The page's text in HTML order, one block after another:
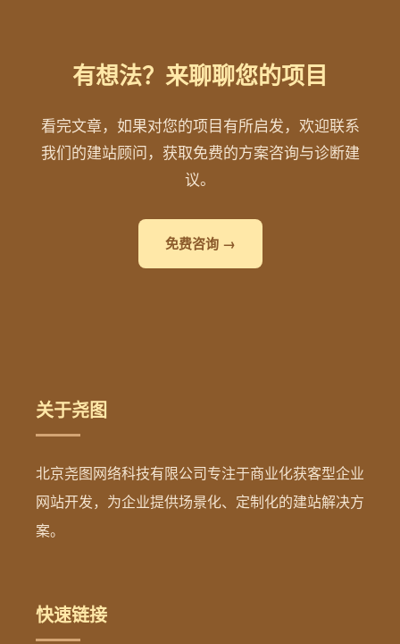
有想法？来聊聊您的项目
看完文章，如果对您的项目有所启发，欢迎联系
我们的建站顾问，获取免费的方案咨询与诊断建
议。
免费咨询 →
关于尧图
北京尧图网络科技有限公司专注于商业化获客型企业
网站开发，为企业提供场景化、定制化的建站解决方
案。
快速链接